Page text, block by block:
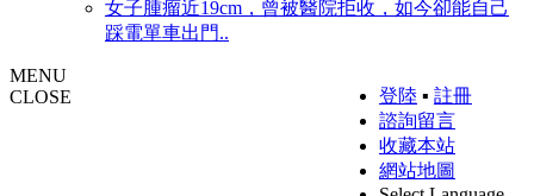
女子腫瘤近19cm，曾被醫院拒收，如今卻能自己
踩電單車出門..
登陸 ▪ 註冊
諮詢留言
收藏本站
網站地圖
MENU
CLOSE